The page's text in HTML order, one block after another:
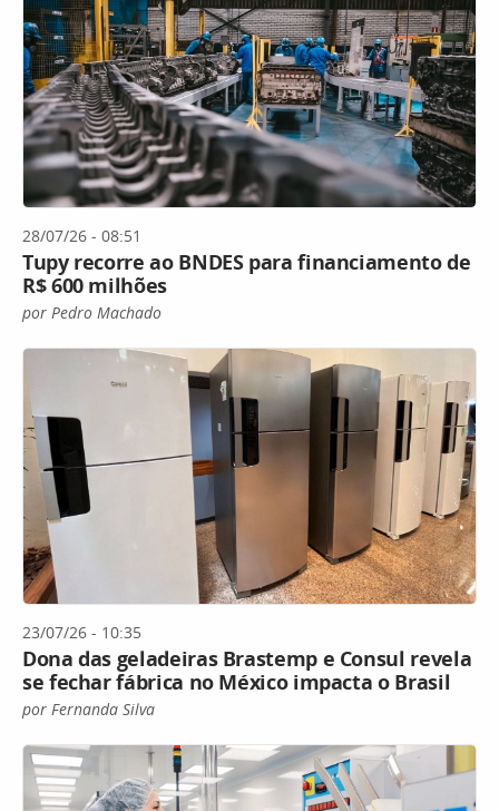
28/07/26 - 08:51
Tupy recorre ao BNDES para financiamento de
R$ 600 milhões
por Pedro Machado
23/07/26 - 10:35
Dona das geladeiras Brastemp e Consul revela
se fechar fábrica no México impacta o Brasil
por Fernanda Silva